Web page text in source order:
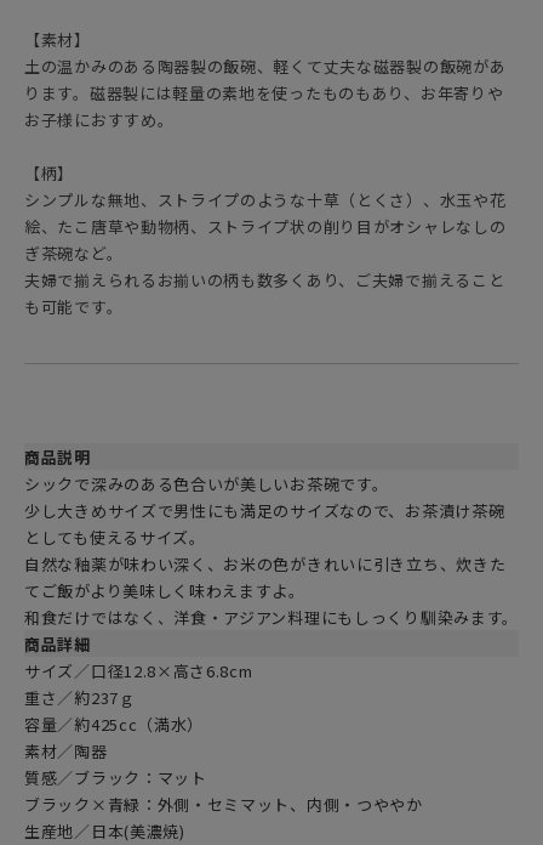
【素材】
土の温かみのある陶器製の飯碗、軽くて丈夫な磁器製の飯碗があ
ります。磁器製には軽量の素地を使ったものもあり、お年寄りや
お子様におすすめ。
【柄】
シンプルな無地、ストライプのような十草（とくさ）、水玉や花
絵、たこ唐草や動物柄、ストライプ状の削り目がオシャレなしの
ぎ茶碗など。
夫婦で揃えられるお揃いの柄も数多くあり、ご夫婦で揃えること
も可能です。
商品説明
シックで深みのある色合いが美しいお茶碗です。
少し大きめサイズで男性にも満足のサイズなので、お茶漬け茶碗
としても使えるサイズ。
自然な釉薬が味わい深く、お米の色がきれいに引き立ち、炊きた
てご飯がより美味しく味わえますよ。
和食だけではなく、洋食・アジアン料理にもしっくり馴染みます。
商品詳細
サイズ／口径12.8×高さ6.8cm
重さ／約237ｇ
容量／約425cc（満水）
素材／陶器
質感／ブラック：マット
ブラック×青緑：外側・セミマット、内側・つややか
生産地／日本(美濃焼)